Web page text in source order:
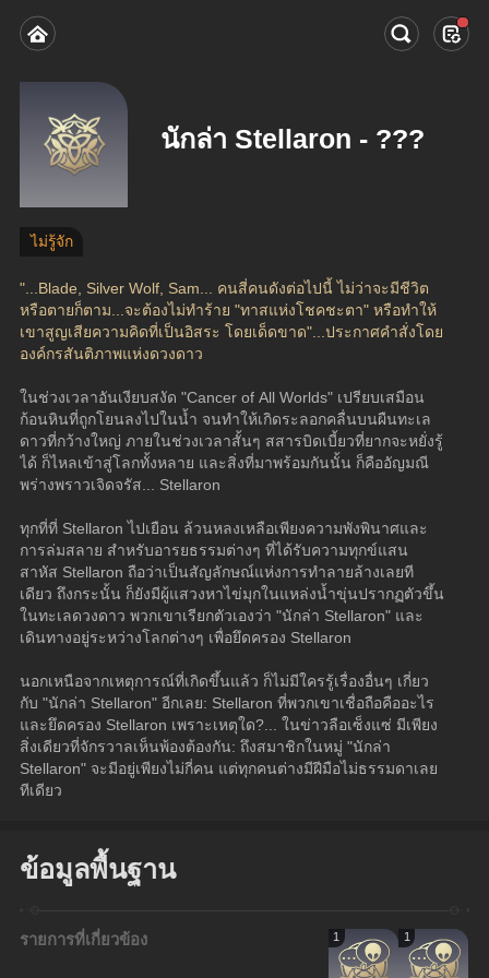
นักล่า Stellaron - ???
ไม่รู้จัก
"...Blade, Silver Wolf, Sam... คนสี่คนดังต่อไปนี้ ไม่ว่าจะมีชีวิต
หรือตายก็ตาม...จะต้องไม่ทำร้าย "ทาสแห่งโชคชะตา" หรือทำให้
เขาสูญเสียความคิดที่เป็นอิสระ โดยเด็ดขาด"...ประกาศคำสั่งโดย
องค์กรสันติภาพแห่งดวงดาว
ในช่วงเวลาอันเงียบสงัด "Cancer of All Worlds" เปรียบเสมือน
ก้อนหินที่ถูกโยนลงไปในน้ำ จนทำให้เกิดระลอกคลื่นบนผืนทะเล
ดาวที่กว้างใหญ่ ภายในช่วงเวลาสั้นๆ สสารบิดเบี้ยวที่ยากจะหยั่งรู้
ได้ ก็ไหลเข้าสู่โลกทั้งหลาย และสิ่งที่มาพร้อมกันนั้น ก็คืออัญมณี
พร่างพราวเจิดจรัส... Stellaron
ทุกที่ที่ Stellaron ไปเยือน ล้วนหลงเหลือเพียงความพังพินาศและ
การล่มสลาย สำหรับอารยธรรมต่างๆ ที่ได้รับความทุกข์แสน
สาหัส Stellaron ถือว่าเป็นสัญลักษณ์แห่งการทำลายล้างเลยที
เดียว ถึงกระนั้น ก็ยังมีผู้แสวงหาไข่มุกในแหล่งน้ำขุ่นปรากฏตัวขึ้น
ในทะเลดวงดาว พวกเขาเรียกตัวเองว่า "นักล่า Stellaron" และ
เดินทางอยู่ระหว่างโลกต่างๆ เพื่อยึดครอง Stellaron
นอกเหนือจากเหตุการณ์ที่เกิดขึ้นแล้ว ก็ไม่มีใครรู้เรื่องอื่นๆ เกี่ยว
กับ "นักล่า Stellaron" อีกเลย: Stellaron ที่พวกเขาเชื่อถือคืออะไร
และยึดครอง Stellaron เพราะเหตุใด?... ในข่าวลือเซ็งแซ่ มีเพียง
สิ่งเดียวที่จักรวาลเห็นพ้องต้องกัน: ถึงสมาชิกในหมู่ "นักล่า
Stellaron" จะมีอยู่เพียงไม่กี่คน แต่ทุกคนต่างมีฝีมือไม่ธรรมดาเลย
ทีเดียว
ข้อมูลพื้นฐาน
รายการที่เกี่ยวข้อง 1 1